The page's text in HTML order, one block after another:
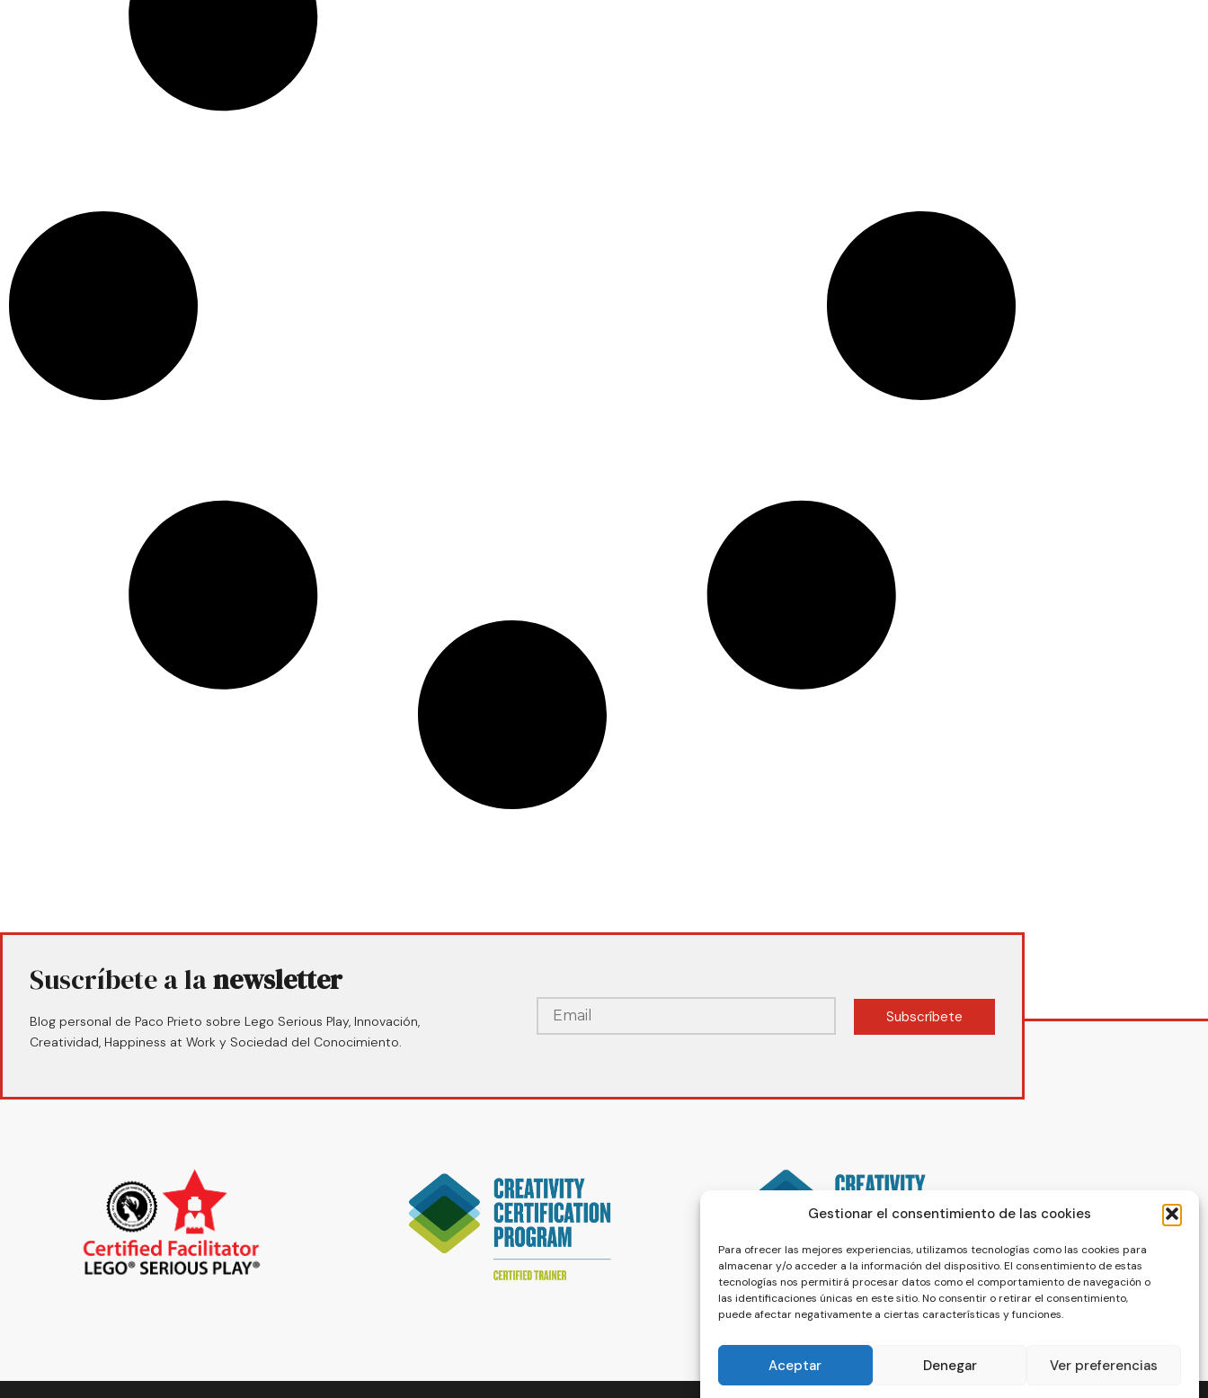
Gestionar el consentimiento de las cookies
Para ofrecer las mejores experiencias, utilizamos tecnologías como las cookies para
almacenar y/o acceder a la información del dispositivo. El consentimiento de estas
tecnologías nos permitirá procesar datos como el comportamiento de navegación o
las identificaciones únicas en este sitio. No consentir o retirar el consentimiento,
puede afectar negativamente a ciertas características y funciones.
Aceptar Denegar Ver preferencias
Suscríbete a lanewsletter
Blog personal de Paco Prieto sobre Lego Serious Play, Innovación,
Creatividad, Happiness at Work y Sociedad del Conocimiento.
Subscríbete